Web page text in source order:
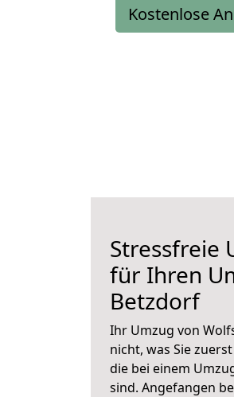
Kostenlose
Stressfreie
für Ihren
Betzdorf
Ihr Umzug von
nicht, was Sie
die bei einem
sind. Angefangen